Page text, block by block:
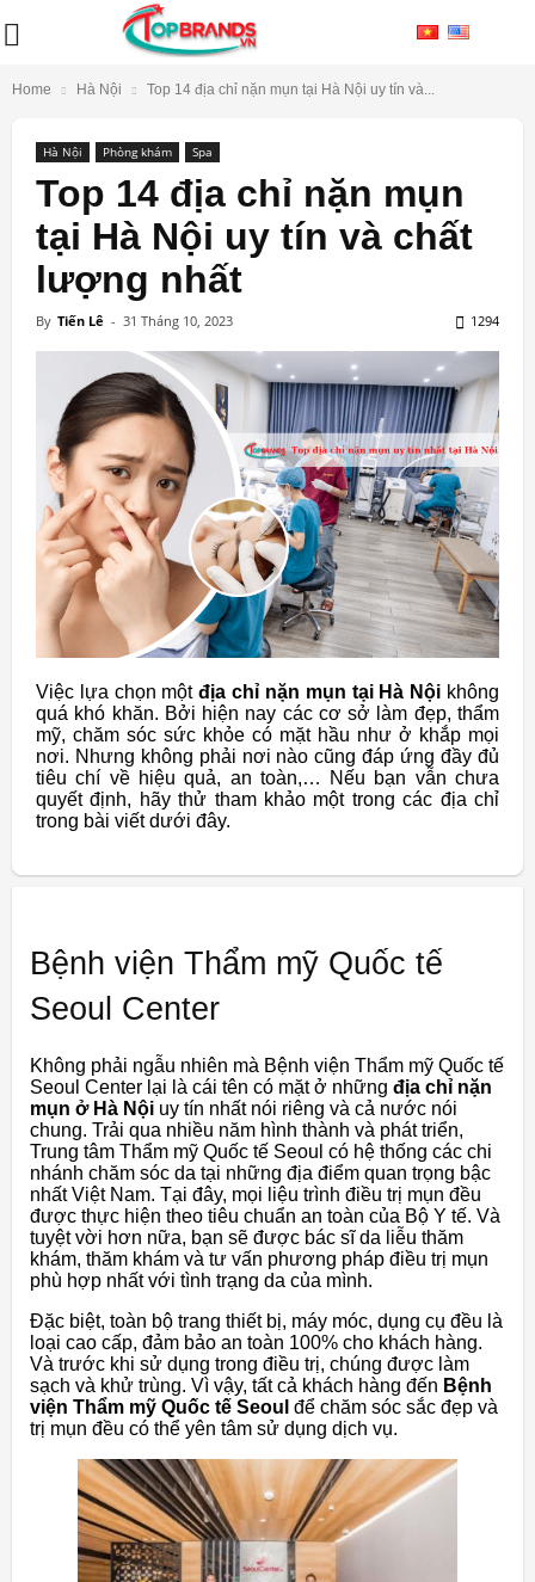
Home Hà Nội Top 14 địa chỉ nặn mụn tại Hà Nội uy tín và...
Hà Nội Phòng khám Spa
Top 14 địa chỉ nặn mụn
tại Hà Nội uy tín và chất
lượng nhất
By Tiến Lê - 31 Tháng 10, 2023 1294
Việc lựa chọn mộtđịa chỉ nặn mụn tại Hà Nội không
quá khó khăn. Bởi hiện nay các cơ sở làm đẹp, thẩm
mỹ, chăm sóc sức khỏe có mặt hầu như ở khắp mọi
nơi. Nhưng không phải nơi nào cũng đáp ứng đầy đủ
tiêu chí về hiệu quả, an toàn,… Nếu bạn vẫn chưa
quyết định, hãy thử tham khảo một trong các địa chỉ
trong bài viết dưới đây.
Bệnh viện Thẩm mỹ Quốc tế
Seoul Center
Không phải ngẫu nhiên mà Bệnh viện Thẩm mỹ Quốc tế
Seoul Center lại là cái tên có mặt ở những địa chỉ nặn
mụn ở Hà Nội uy tín nhất nói riêng và cả nước nói
chung. Trải qua nhiều năm hình thành và phát triển,
Trung tâm Thẩm mỹ Quốc tế Seoul có hệ thống các chi
nhánh chăm sóc da tại những địa điểm quan trọng bậc
nhất Việt Nam. Tại đây, mọi liệu trình điều trị mụn đều
được thực hiện theo tiêu chuẩn an toàn của Bộ Y tế. Và
tuyệt vời hơn nữa, bạn sẽ được bác sĩ da liễu thăm
khám, thăm khám và tư vấn phương pháp điều trị mụn
phù hợp nhất với tình trạng da của mình.
Đặc biệt, toàn bộ trang thiết bị, máy móc, dụng cụ đều là
loại cao cấp, đảm bảo an toàn 100% cho khách hàng.
Và trước khi sử dụng trong điều trị, chúng được làm
sạch và khử trùng. Vì vậy, tất cả khách hàng đến Bệnh
viện Thẩm mỹ Quốc tế Seoul để chăm sóc sắc đẹp và
trị mụn đều có thể yên tâm sử dụng dịch vụ.